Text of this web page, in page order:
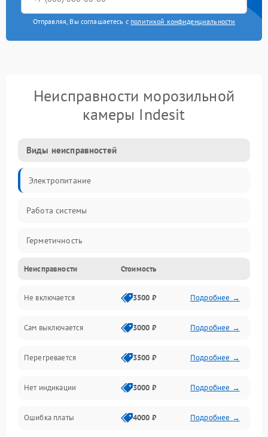
Отправляя, Вы соглашаетесь с политикой конфиденциальности
Неисправности морозильной
камеры Indesit
Виды неисправностей
Электропитание
Работа системы
Герметичность
Механика
Неисправности Стоимость
Не включается 3500 ₽ Подробнее →
Сам выключается 3000 ₽ Подробнее →
Перегревается 3500 ₽ Подробнее →
Нет индикации 3000 ₽ Подробнее →
Ошибка платы 4000 ₽ Подробнее →